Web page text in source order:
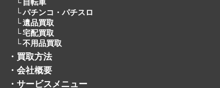
自転車
パチンコ・パチスロ
遺品買取
宅配買取
不用品買取
・ 買取方法
・ 会社概要